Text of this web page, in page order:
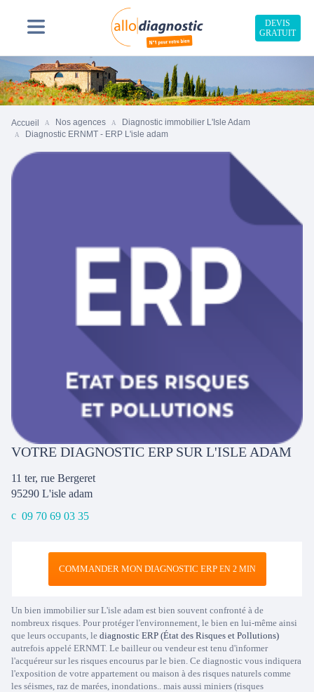
DEVIS
GRATUIT
Accueil Nos agences
Diagnostic immobilier L'Isle Adam
Diagnostic ERNMT - ERP L'isle adam
VOTRE DIAGNOSTIC ERP SUR L'ISLE ADAM
11 ter, rue Bergeret
95290 L'isle adam
09 70 69 03 35
COMMANDER MON DIAGNOSTIC ERPEN 2 MIN
Un bien immobilier sur L'isle adam est bien souvent confronté à de
nombreux risques. Pour protéger l'environnement, le bien en lui-même ainsi
que leurs occupants, le diagnostic ERP (État des Risques et Pollutions)
autrefois appelé ERNMT. Le bailleur ou vendeur est tenu d'informer
l'acquéreur sur les risques encourus par le bien. Ce diagnostic vous indiquera
l'exposition de votre appartement ou maison à des risques naturels comme
les séismes, raz de marées, inondations.. mais aussi miniers (risques